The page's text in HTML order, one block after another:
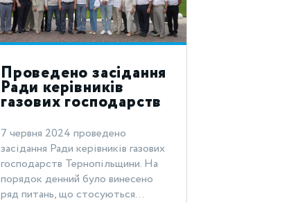
Проведено засідання
Ради керівників
газових господарств
Тернопільщини
7 червня 2024 проведено
засідання Ради керівників газових
господарств Тернопільщини. На
порядок денний було винесено
ряд питань, що стосуються...